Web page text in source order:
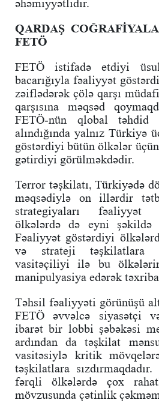
əhəmiyyətlidir.
QARDAŞ
FETÖ
FETÖ istifadə etdiyi
bacarığıyla fəaliyyət
zəiflədərək çölə qarşı
qarşısına məqsəd
FETÖ-nün qlobal təhdid
alındığında yalnız Türkiyə
göstərdiyi bütün ölkələr
gətirdiyi görülməkdədir.
Terror təşkilatı, Türkiyədə
məqsədiylə on illərdir
strategiyaları
ölkələrdə də eyni şəkildə
Fəaliyyət göstərdiyi
və strateji təşkilatlara
vasitəçiliyi ilə bu
manipulyasiya edərək
Təhsil fəaliyyəti görünüşü
FETÖ əvvəlcə siyasətçi
ibarət bir lobbi şəbəkəsi
ardından da təşkilat
vasitəsiylə kritik
təşkilatlara
fərqli ölkələrdə çox
mövzusunda çətinlik